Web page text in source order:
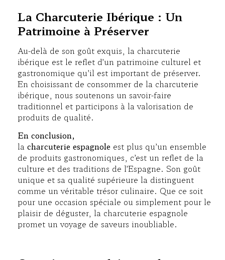
La Charcuterie Ibérique : Un
Patrimoine à Préserver
Au-delà de son goût exquis, la charcuterie
ibérique est le reflet d’un patrimoine culturel et
gastronomique qu’il est important de préserver.
En choisissant de consommer de la charcuterie
ibérique, nous soutenons un savoir-faire
traditionnel et participons à la valorisation de
produits de qualité.
En conclusion,
la charcuterie espagnole est plus qu’un ensemble
de produits gastronomiques, c’est un reflet de la
culture et des traditions de l’Espagne. Son goût
unique et sa qualité supérieure la distinguent
comme un véritable trésor culinaire. Que ce soit
pour une occasion spéciale ou simplement pour le
plaisir de déguster, la charcuterie espagnole
promet un voyage de saveurs inoubliable.